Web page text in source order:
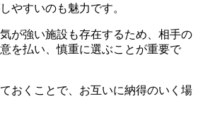
やすいのも魅力です。
が強い施設も存在するため、相手の
を払い、慎重に選ぶことが重要で
おくことで、お互いに納得のいく場